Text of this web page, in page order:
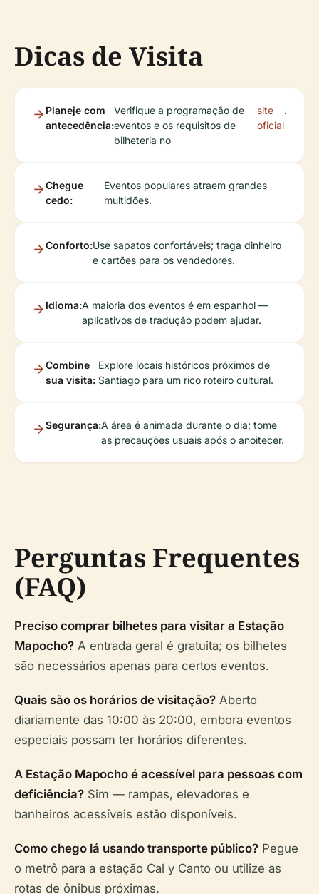
Dicas de Visita
Planeje com
antecedência:
Verifique a programação de
eventos e os requisitos de
bilheteria no
site
oficial
.
Chegue
cedo:
Eventos populares atraem grandes
multidões.
Conforto:Use sapatos confortáveis; traga dinheiro
e cartões para os vendedores.
Idioma:A maioria dos eventos é em espanhol —
aplicativos de tradução podem ajudar.
Combine
sua visita:
Explore locais históricos próximos de
Santiago para um rico roteiro cultural.
Segurança:A área é animada durante o dia; tome
as precauções usuais após o anoitecer.
Perguntas Frequentes
(FAQ)
Preciso comprar bilhetes para visitar a Estação
Mapocho? A entrada geral é gratuita; os bilhetes
são necessários apenas para certos eventos.
Quais são os horários de visitação? Aberto
diariamente das 10:00 às 20:00, embora eventos
especiais possam ter horários diferentes.
A Estação Mapocho é acessível para pessoas com
deficiência? Sim — rampas, elevadores e
banheiros acessíveis estão disponíveis.
Como chego lá usando transporte público? Pegue
o metrô para a estação Cal y Canto ou utilize as
rotas de ônibus próximas.